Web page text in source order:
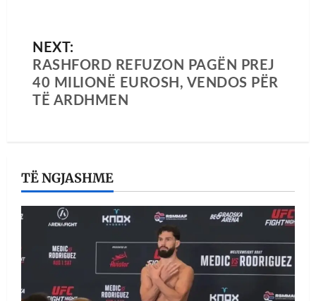
NEXT:
RASHFORD REFUZON PAGËN PREJ
40 MILIONË EUROSH, VENDOS PËR
TË ARDHMEN
TË NGJASHME